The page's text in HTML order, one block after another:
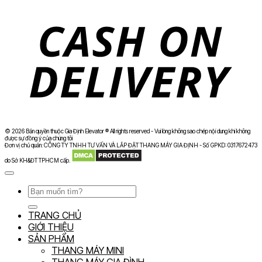
© 2026 Bản quyền thuộc Gia Định Elevator ® All rights reserved - Vui lòng không sao chép nội dung khi không
được sự đồng ý của chúng tôi
Đơn vị chủ quản: CÔNG TY TNHH TƯ VẤN VÀ LẮP ĐẶT THANG MÁY GIA ĐỊNH - Số GPKD: 0317672473
do Sở KH&ĐT TPHCM cấp.
Tìm
TRANG CHỦ
GIỚI THIỆU
SẢN PHẨM
THANG MÁY MINI